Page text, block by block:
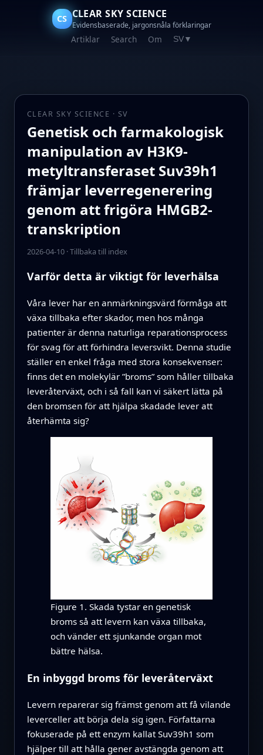
CS CLEAR SKY SCIENCE
Evidensbaserade, jargonsnåla förklaringar
Artiklar Search Om SV ▼
CLEAR SKY SCIENCE · SV
Genetisk och farmakologisk
manipulation av H3K9-
metyltransferaset Suv39h1
främjar leverregenerering
genom att frigöra HMGB2-
transkription
2026-04-10·Tillbaka till index
Varför detta är viktigt för leverhälsa
Våra lever har en anmärkningsvärd förmåga att
växa tillbaka efter skador, men hos många
patienter är denna naturliga reparationsprocess
för svag för att förhindra leversvikt. Denna studie
ställer en enkel fråga med stora konsekvenser:
finns det en molekylär ”broms” som håller tillbaka
leveråterväxt, och i så fall kan vi säkert lätta på
den bromsen för att hjälpa skadade lever att
återhämta sig?
Figure 1. Skada tystar en genetisk
broms så att levern kan växa tillbaka,
och vänder ett sjunkande organ mot
bättre hälsa.
En inbyggd broms för leveråterväxt
Levern reparerar sig främst genom att få vilande
leverceller att börja dela sig igen. Författarna
fokuserade på ett enzym kallat Suv39h1 som
hjälper till att hålla gener avstängda genom att